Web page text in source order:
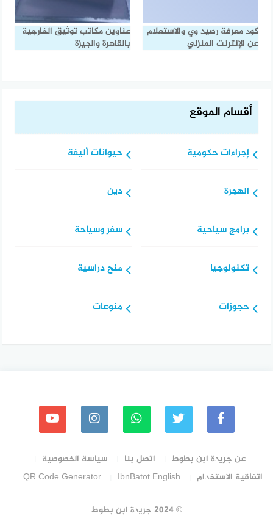
كود معرفة رصيد وي والاستعلام
عن الإنترنت المنزلي
عناوين مكاتب توثيق الخارجية
بالقاهرة والجيزة
أقسام الموقع
إجراءات حكومية
الهجرة
برامج سياحية
تكنولوجيا
حجوزات
حيوانات أليفة
دين
سفر وسياحة
منح دراسية
منوعات
عن جريدة ابن بطوط اتصل بنا
سياسة الخصوصية
اتفاقية الاستخدام
IbnBatot English
QR Code Generator
© 2024 جريدة ابن بطوط